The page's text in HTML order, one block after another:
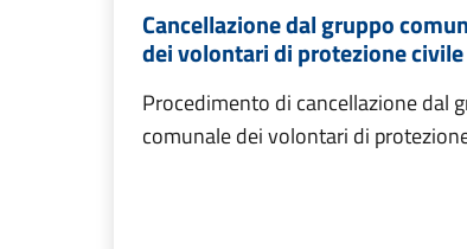
Cancellazione dal gruppo
dei volontari di protezione civile
Procedimento di cancellazione dal
comunale dei volontari di